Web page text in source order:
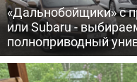
«Дальнобойщики» с
или Subaru -
полноприводный